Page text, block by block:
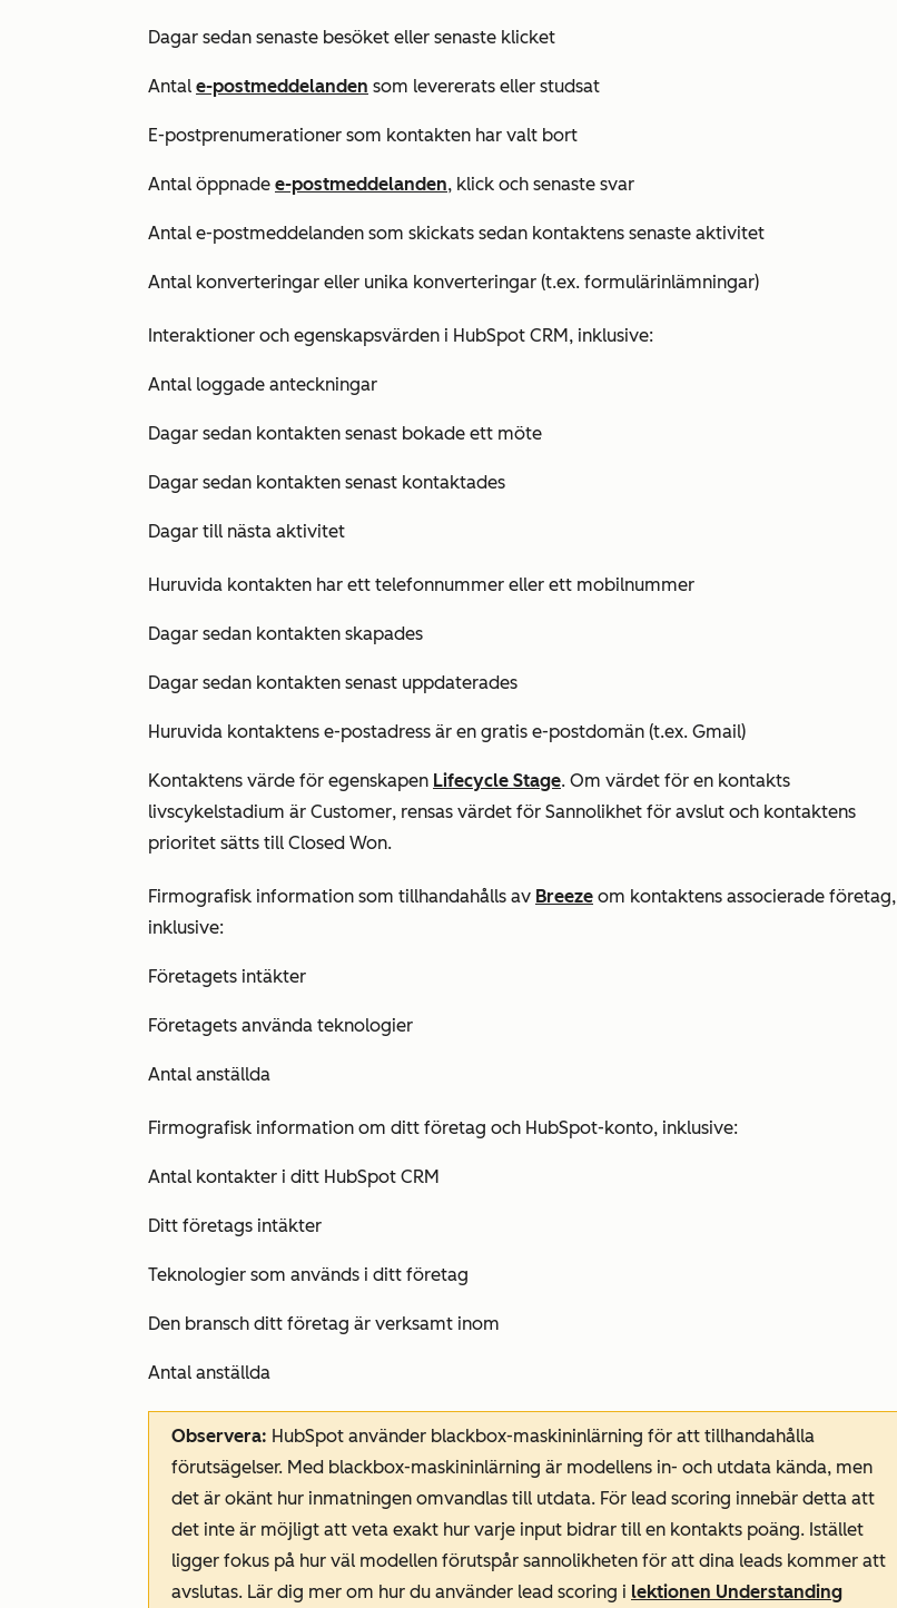
Dagar sedan senaste besöket eller senaste klicket
Antal e-postmeddelanden som levererats eller studsat
E-postprenumerationer som kontakten har valt bort
Antal öppnade e-postmeddelanden, klick och senaste svar
Antal e-postmeddelanden som skickats sedan kontaktens senaste aktivitet
Antal konverteringar eller unika konverteringar (t.ex. formulärinlämningar)
Interaktioner och egenskapsvärden i HubSpot CRM, inklusive:
Antal loggade anteckningar
Dagar sedan kontakten senast bokade ett möte
Dagar sedan kontakten senast kontaktades
Dagar till nästa aktivitet
Huruvida kontakten har ett telefonnummer eller ett mobilnummer
Dagar sedan kontakten skapades
Dagar sedan kontakten senast uppdaterades
Huruvida kontaktens e-postadress är en gratis e-postdomän (t.ex. Gmail)
Kontaktens värde för egenskapen Lifecycle Stage. Om värdet för en kontakts
livscykelstadium är Customer, rensas värdet för Sannolikhet för avslut och kontaktens
prioritet sätts till Closed Won.
Firmografisk information som tillhandahålls av Breeze om kontaktens associerade företag,
inklusive:
Företagets intäkter
Företagets använda teknologier
Antal anställda
Firmografisk information om ditt företag och HubSpot-konto, inklusive:
Antal kontakter i ditt HubSpot CRM
Ditt företags intäkter
Teknologier som används i ditt företag
Den bransch ditt företag är verksamt inom
Antal anställda
Observera: HubSpot använder blackbox-maskininlärning för att tillhandahålla
förutsägelser. Med blackbox-maskininlärning är modellens in- och utdata kända, men
det är okänt hur inmatningen omvandlas till utdata. För lead scoring innebär detta att
det inte är möjligt att veta exakt hur varje input bidrar till en kontakts poäng. Istället
ligger fokus på hur väl modellen förutspår sannolikheten för att dina leads kommer att
avslutas. Lär dig mer om hur du använder lead scoring i lektionen Understanding